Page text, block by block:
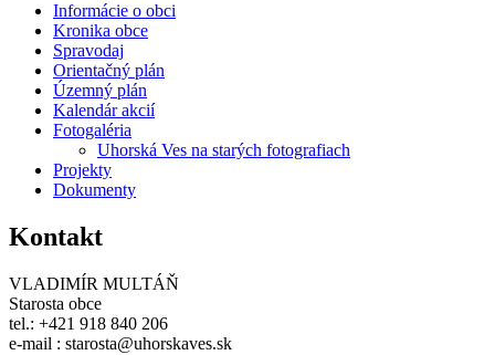
Informácie o obci
Kronika obce
Spravodaj
Orientačný plán
Územný plán
Kalendár akcií
Fotogaléria
Uhorská Ves na starých fotografiach
Projekty
Dokumenty
Kontakt
VLADIMÍR MULTÁŇ
Starosta obce
tel.: +421 918 840 206
e-mail : starosta@uhorskaves.sk